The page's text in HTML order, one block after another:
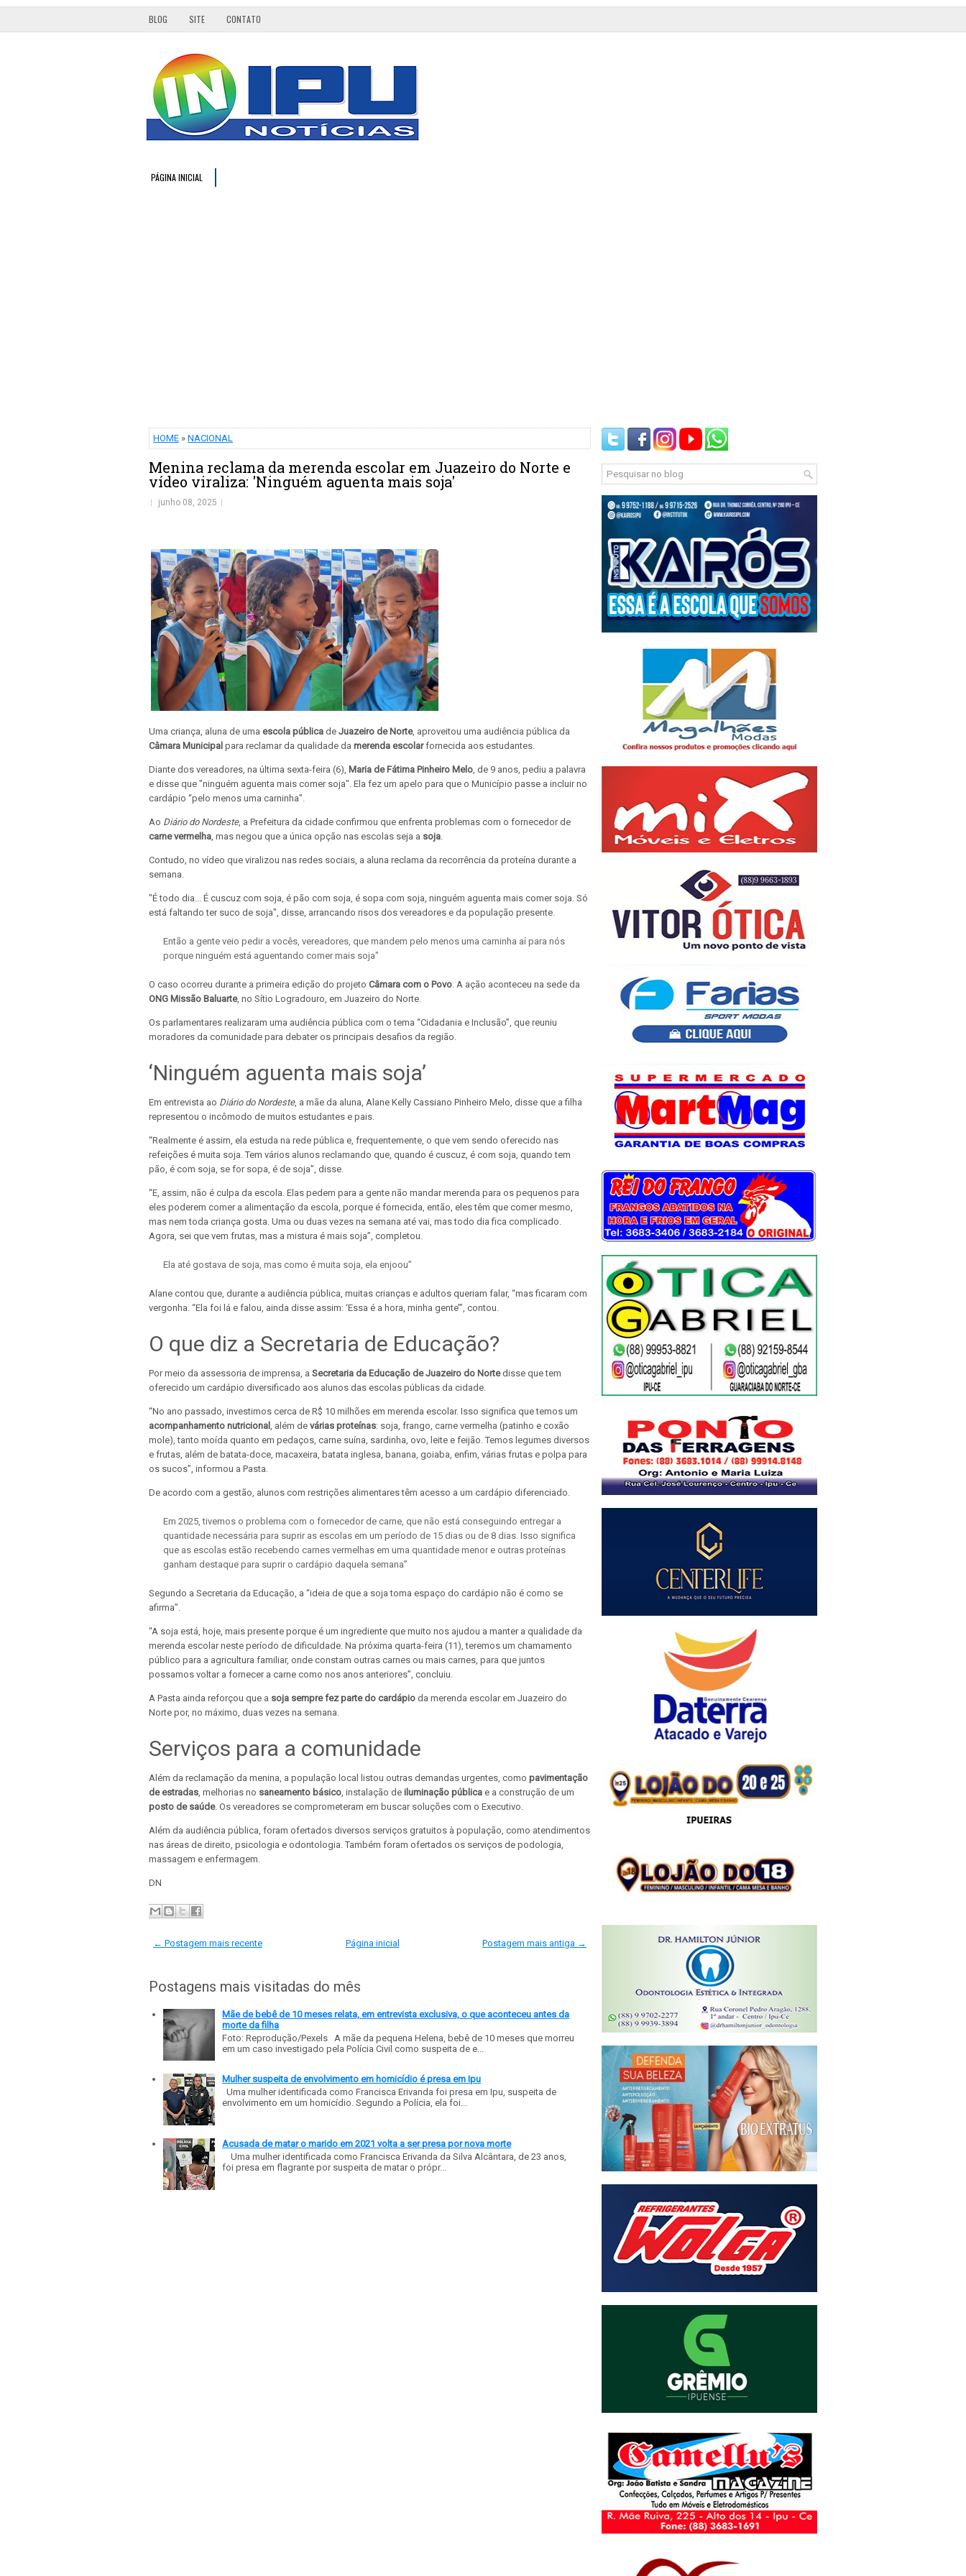
BLOG SITE CONTATO
PÁGINA INICIAL
HOME » NACIONAL
Menina reclama da merenda escolar em Juazeiro do Norte e
vídeo viraliza: 'Ninguém aguenta mais soja'
junho 08, 2025
Uma criança, aluna de uma escola pública de Juazeiro de Norte, aproveitou uma audiência pública da
Câmara Municipal para reclamar da qualidade da merenda escolarfornecida aos estudantes.
Diante dos vereadores, na última sexta-feira (6), Maria de Fátima Pinheiro Melo, de 9 anos, pediu a palavra
e disse que "ninguém aguenta mais comer soja". Ela fez um apelo para que o Município passe a incluir no
cardápio “pelo menos uma carninha".
Ao Diário do Nordeste, a Prefeitura da cidade confirmou que enfrenta problemas com o fornecedor de
carne vermelha, mas negou que a única opção nas escolas seja a soja.
Contudo, no vídeo que viralizou nas redes sociais, a aluna reclama da recorrência da proteína durante a
semana.
"É todo dia... É cuscuz com soja, é pão com soja, é sopa com soja, ninguém aguenta mais comer soja. Só
está faltando ter suco de soja", disse, arrancando risos dos vereadores e da população presente.
Então a gente veio pedir a vocês, vereadores, que mandem pelo menos uma carninha aí para nós
porque ninguém está aguentando comer mais soja"
O caso ocorreu durante a primeira edição do projeto Câmara com o Povo. A ação aconteceu na sede da
ONG Missão Baluarte, no Sítio Logradouro, em Juazeiro do Norte.
Os parlamentares realizaram uma audiência pública com o tema “Cidadania e Inclusão”, que reuniu
moradores da comunidade para debater os principais desafios da região.
‘Ninguém aguenta mais soja’
Em entrevista ao Diário do Nordeste, a mãe da aluna, Alane Kelly Cassiano Pinheiro Melo, disse que a filha
representou o incômodo de muitos estudantes e pais.
“Realmente é assim, ela estuda na rede pública e, frequentemente, o que vem sendo oferecido nas
refeições é muita soja. Tem vários alunos reclamando que, quando é cuscuz, é com soja, quando tem
pão, é com soja, se for sopa, é de soja”, disse.
“E, assim, não é culpa da escola. Elas pedem para a gente não mandar merenda para os pequenos para
eles poderem comer a alimentação da escola, porque é fornecida, então, eles têm que comer mesmo,
mas nem toda criança gosta. Uma ou duas vezes na semana até vai, mas todo dia fica complicado.
Agora, sei que vem frutas, mas a mistura é mais soja”, completou.
Ela até gostava de soja, mas como é muita soja, ela enjoou”
Alane contou que, durante a audiência pública, muitas crianças e adultos queriam falar, “mas ficaram com
vergonha. “Ela foi lá e falou, ainda disse assim: ‘Essa é a hora, minha gente’”, contou.
O que diz a Secretaria de Educação?
Por meio da assessoria de imprensa, a Secretaria da Educação de Juazeiro do Nortedisse que tem
oferecido um cardápio diversificado aos alunos das escolas públicas da cidade.
“No ano passado, investimos cerca de R$ 10 milhões em merenda escolar. Isso significa que temos um
acompanhamento nutricional
, além de várias proteínas: soja, frango, carne vermelha (patinho e coxão
mole), tanto moída quanto em pedaços, carne suína, sardinha, ovo, leite e feijão. Temos legumes diversos
e frutas, além de batata-doce, macaxeira, batata inglesa, banana, goiaba, enfim, várias frutas e polpa para
os sucos”, informou a Pasta.
De acordo com a gestão, alunos com restrições alimentares têm acesso a um cardápio diferenciado.
Em 2025, tivemos o problema com o fornecedor de carne, que não está conseguindo entregar a
quantidade necessária para suprir as escolas em um período de 15 dias ou de 8 dias. Isso significa
que as escolas estão recebendo carnes vermelhas em uma quantidade menor e outras proteínas
ganham destaque para suprir o cardápio daquela semana”
Segundo a Secretaria da Educação, a “ideia de que a soja toma espaço do cardápio não é como se
afirma”.
“A soja está, hoje, mais presente porque é um ingrediente que muito nos ajudou a manter a qualidade da
merenda escolar neste período de dificuldade. Na próxima quarta-feira (11), teremos um chamamento
público para a agricultura familiar, onde constam outras carnes ou mais carnes, para que juntos
possamos voltar a fornecer a carne como nos anos anteriores”, concluiu.
A Pasta ainda reforçou que a soja sempre fez parte do cardápio da merenda escolar em Juazeiro do
Norte por, no máximo, duas vezes na semana.
Serviços para a comunidade
Além da reclamação da menina, a população local listou outras demandas urgentes, como pavimentação
de estradas , melhorias no saneamento básico , instalação de iluminação pública e a construção de um
posto de saúde. Os vereadores se comprometeram em buscar soluções com o Executivo.
Além da audiência pública, foram ofertados diversos serviços gratuitos à população, como atendimentos
nas áreas de direito, psicologia e odontologia. Também foram ofertados os serviços de podologia,
massagem e enfermagem.
DN
← Postagem mais recente Postagem mais antiga →
Página inicial
Postagens mais visitadas do mês
Mãe de bebê de 10 meses relata, em entrevista exclusiva, o que aconteceu antes da
morte da filha
Foto: Reprodução/Pexels A mãe da pequena Helena, bebê de 10 meses que morreu
em um caso investigado pela Polícia Civil como suspeita de e...
Mulher suspeita de envolvimento em homicídio é presa em Ipu
Uma mulher identificada como Francisca Erivanda foi presa em Ipu, suspeita de
envolvimento em um homicídio. Segundo a Polícia, ela foi...
Acusada de matar o marido em 2021 volta a ser presa por nova morte
Uma mulher identificada como Francisca Erivanda da Silva Alcântara, de 23 anos,
foi presa em flagrante por suspeita de matar o própr...